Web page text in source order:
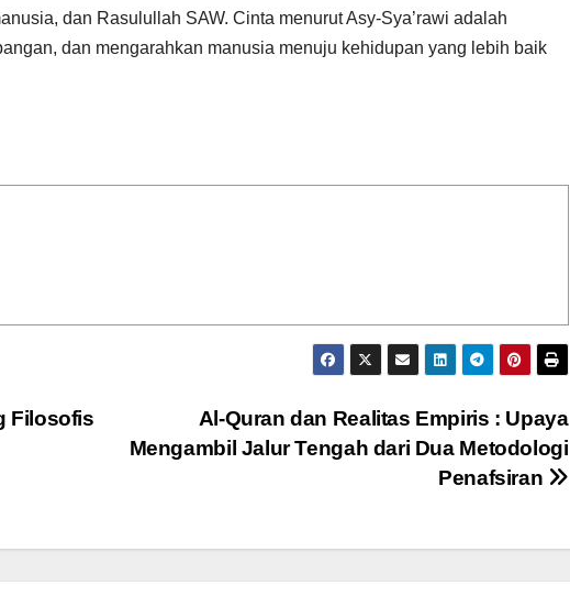
dan Rasulullah SAW. Cinta menurut Asy-Sya’rawi adalah
dan mengarahkan manusia menuju kehidupan yang lebih baik
Al-Quran dan Realitas Empiris : Upaya
Mengambil Jalur Tengah dari Dua Metodologi
Penafsiran
Filosofis